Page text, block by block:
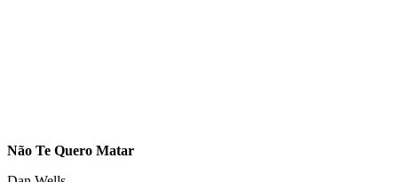
Não Te Quero Matar